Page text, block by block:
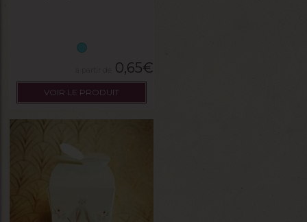
0,65€
VOIR LE PRODUIT